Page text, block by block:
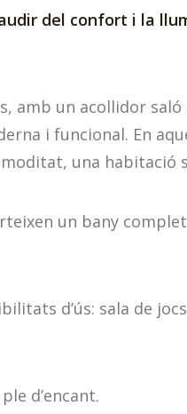
del confort i la
amb un acollidor
i funcional. En
una habitació
un bany
d’ús: sala de
d’encant.